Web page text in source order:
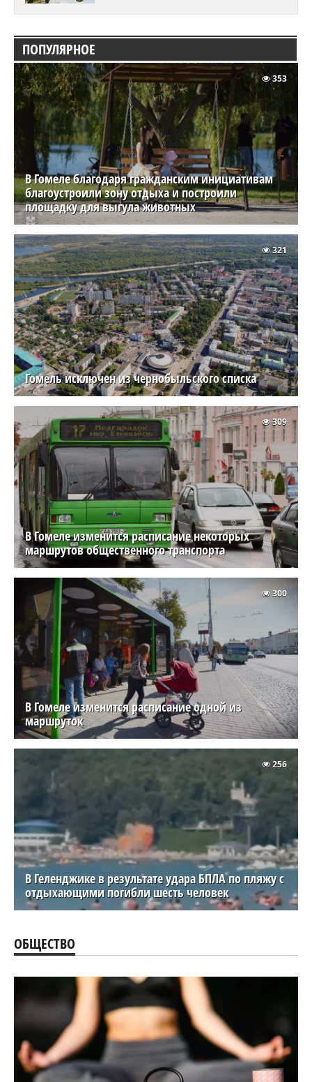
ПОПУЛЯРНОЕ
В Гомеле благодаря гражданским инициативам
благоустроили зону отдыха и построили
площадку для выгула животных
353
Гомель исключен из чернобыльского списка
321
В Гомеле изменится расписание некоторых
маршрутов общественного транспорта
309
В Гомеле изменится расписание одной из
маршруток
300
В Геленджике в результате удара БПЛА по пляжу с
отдыхающими погибли шесть человек
256
ОБЩЕСТВО